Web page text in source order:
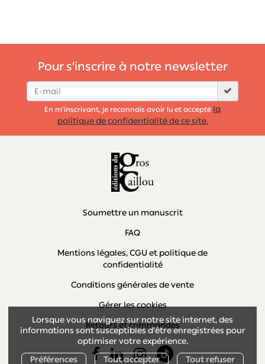
Lorsque vous naviguez sur notre site internet, des
informations sont susceptibles d'être enregistrées pour
optimiser votre expérience.
Préférences
Tout accepter Tout refuser
Pour s'inscrire à notre newsletter
En m'inscrivant, je reconnais avoir lu et accepté la
politique de confidentialité de ce site.
Soumettre un manuscrit
FAQ
Mentions légales, CGU et politique de
confidentialité
Conditions générales de vente
Gérer les cookies
Retours et commandes